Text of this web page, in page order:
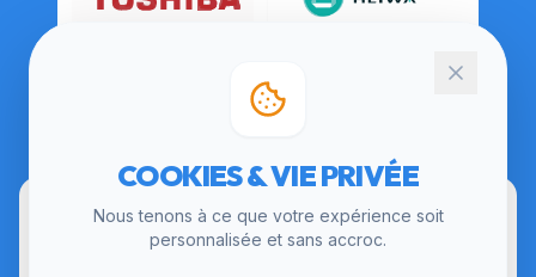
COOKIES & VIE PRIVÉE
Nous tenons à ce que votre expérience soit
personnalisée et sans accroc.